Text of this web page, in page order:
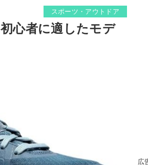
スポーツ・アウトドア
心者に適したモデ
広